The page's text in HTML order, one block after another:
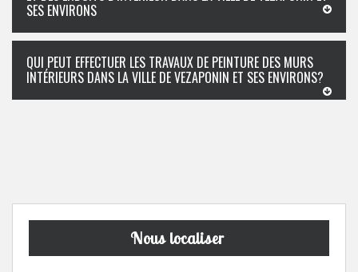
SES ENVIRONS
QUI PEUT EFFECTUER LES TRAVAUX DE PEINTURE DES MURS
INTÉRIEURS DANS LA VILLE DE VEZAPONIN ET SES ENVIRONS?
Nous localiser